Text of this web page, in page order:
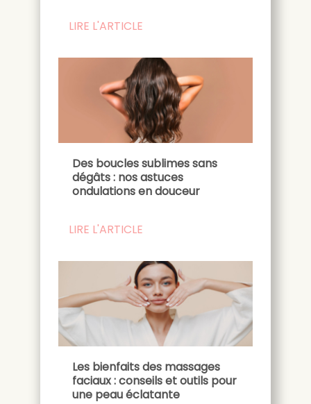
LIRE L'ARTICLE
Des boucles sublimes sans
dégâts : nos astuces
ondulations en douceur
LIRE L'ARTICLE
Les bienfaits des massages
faciaux : conseils et outils pour
une peau éclatante